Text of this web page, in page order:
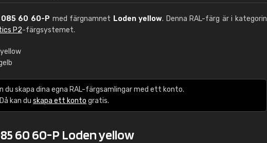
085 60 60-P med färgnamnet Loden yellow. Denna RAL-färg är i kategorin
P2-färgsystemet.
du skapa dina egna RAL-färgsamlingar med ett konto.
kan du skapa ett konto gratis.
60 60-P Loden yellow